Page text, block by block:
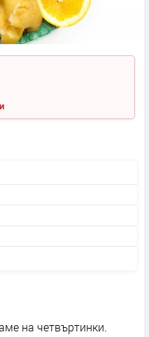
на четвъртинки.